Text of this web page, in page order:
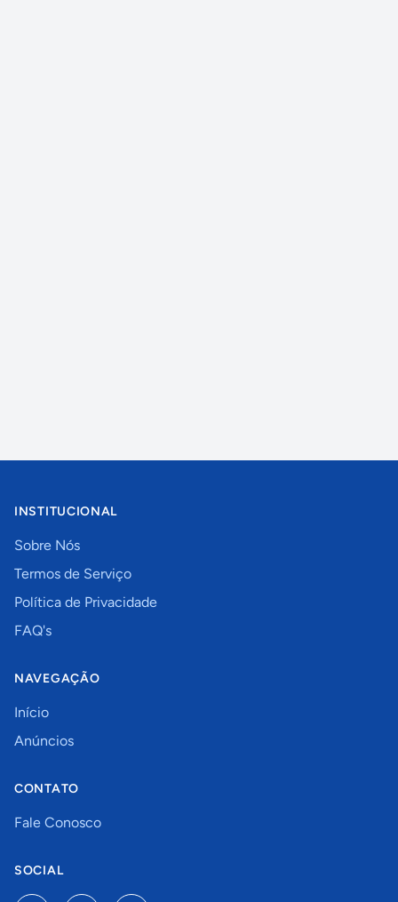
INSTITUCIONAL
Sobre Nós
Termos de Serviço
Política de Privacidade
FAQ's
NAVEGAÇÃO
Início
Anúncios
CONTATO
Fale Conosco
SOCIAL